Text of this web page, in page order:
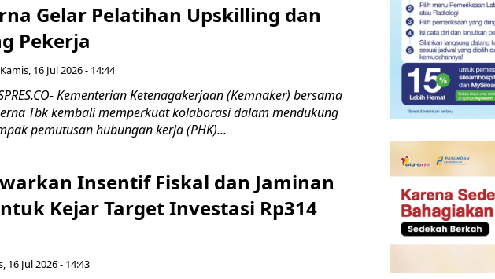
Gelar Pelatihan Upskilling dan
Pekerja
Kamis, 16 Jul 2026 - 14:44
Kementerian Ketenagakerjaan (Kemnaker) bersama
Tbk kembali memperkuat kolaborasi dalam mendukung
pemutusan hubungan kerja (PHK)...
Insentif Fiskal dan Jaminan
Kejar Target Investasi Rp314
16 Jul 2026 - 14:43